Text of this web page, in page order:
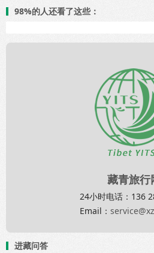
98%的人还看了这些：
藏青旅行
24小时电话：136
Email：
进藏问答